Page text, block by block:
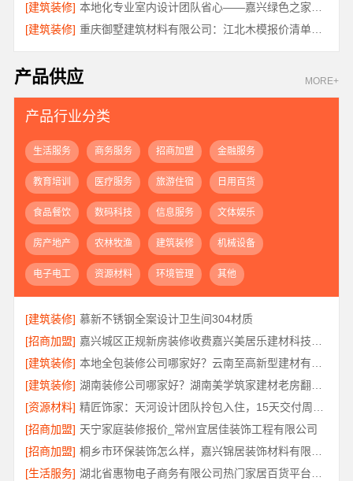
[建筑装修]
[建筑装修]
重庆御墅建筑材料有限公司：江北木模报价清单工期短
产品供应 MORE+
产品行业分类
生活服务 商务服务 招商加盟 金融服务
教育培训 医疗服务 旅游住宿 日用百货
食品餐饮 数码科技 信息服务 文体娱乐
房产地产 农林牧渔 建筑装修 机械设备
电子电工 资源材料 环境管理 其他
[建筑装修] 慕新不锈钢全案设计卫生间304材质
[招商加盟]
[建筑装修]
[建筑装修]
[资源材料]
[招商加盟] 天宁家庭装修报价_常州宜居佳装饰工程有限公司
[招商加盟]
[生活服务]